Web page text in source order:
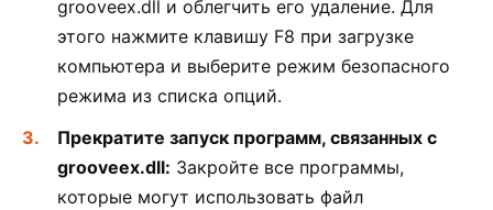
grooveex.dll и облегчить его удаление. Для
этого нажмите клавишу F8 при загрузке
компьютера и выберите режим безопасного
режима из списка опций.
Прекратите запуск программ, связанных с
grooveex.dll: Закройте все программы,
которые могут использовать файл